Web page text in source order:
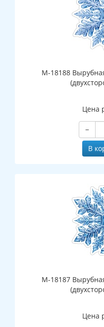
М-18188
Цена
−
В
М-18187
Цена